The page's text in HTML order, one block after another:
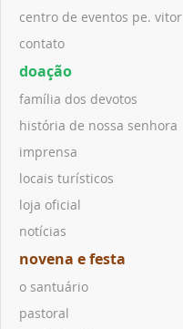
centro de eventos pe. vitor
contato
doação
família dos devotos
história de nossa senhora
imprensa
locais turísticos
loja oficial
notícias
novena e festa
o santuário
pastoral